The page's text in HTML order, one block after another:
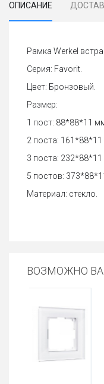
ОПИСАНИЕ
Рамка Werkel
Серия: Favorit.
Цвет: Бронзовый.
Размер:
1 пост: 88*88*11
2 поста:
3 поста:
5 постов:
Материал: стекло.
ВОЗМОЖНО